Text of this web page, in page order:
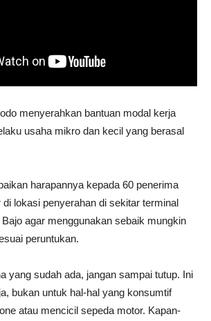
menyerahkan bantuan modal kerja
usaha mikro dan kecil yang berasal
harapannya kepada 60 penerima
di lokasi penyerahan di sekitar terminal
agar menggunakan sebaik mungkin
peruntukan.
yang sudah ada, jangan sampai tutup. Ini
bukan untuk hal-hal yang konsumtif
atau mencicil sepeda motor. Kapan-